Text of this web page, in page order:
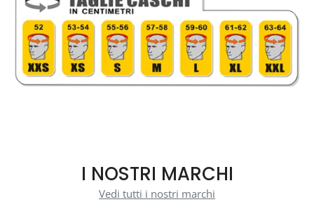
I NOSTRI MARCHI
Vedi tutti i nostri marchi